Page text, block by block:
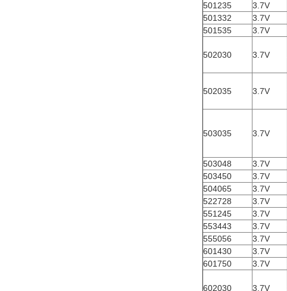
501235
3.7V
501332
3.7V
501535
3.7V
502030 3.7V
502035 3.7V
503035 3.7V
503048
3.7V
503450
3.7V
504065
3.7V
522728
3.7V
551245
3.7V
553443
3.7V
555056
3.7V
601430
3.7V
601750
3.7V
602030 3.7V